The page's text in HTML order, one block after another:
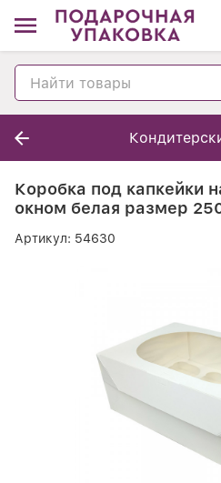
Коробка под капкейки
окном белая размер
Артикул: 54630